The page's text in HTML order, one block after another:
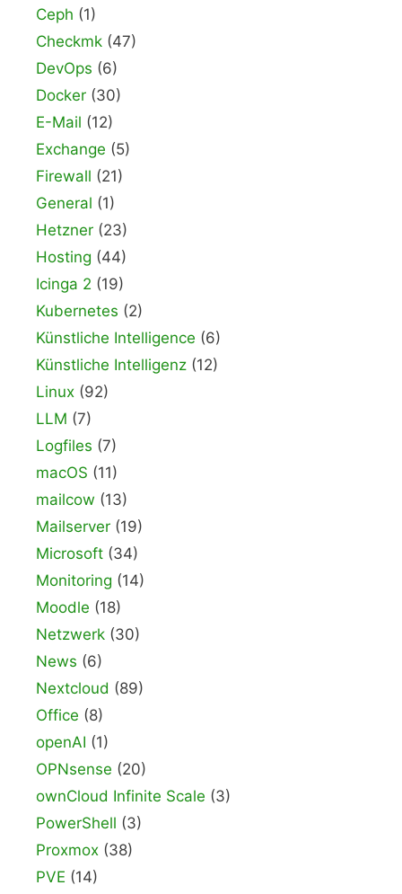
Ceph (1)
Checkmk (47)
DevOps (6)
Docker (30)
E-Mail (12)
Exchange (5)
Firewall (21)
General (1)
Hetzner (23)
Hosting (44)
Icinga 2 (19)
Kubernetes (2)
Künstliche Intelligence (6)
Künstliche Intelligenz (12)
Linux (92)
LLM (7)
Logfiles (7)
macOS (11)
mailcow (13)
Mailserver (19)
Microsoft (34)
Monitoring (14)
Moodle (18)
Netzwerk (30)
News (6)
Nextcloud (89)
Office (8)
openAI (1)
OPNsense (20)
ownCloud Infinite Scale (3)
PowerShell (3)
Proxmox (38)
PVE (14)